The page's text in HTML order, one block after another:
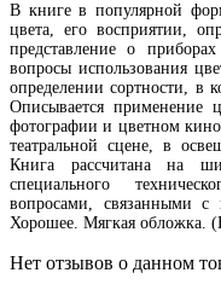
В книге в популярной
цвета, его восприятии,
представление о
вопросы использования
определении сортности, в
Описывается применение
фотографии и цветном
театральной сцене, в
Книга рассчитана на
специального
вопросами, связанными с
Хорошее. Мягкая обложка.
Нет отзывов о данном